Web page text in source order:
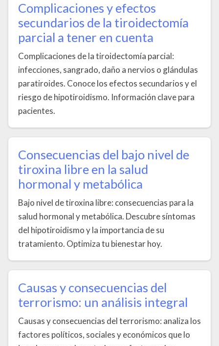
Complicaciones y efectos
secundarios de la tiroidectomía
parcial a tener en cuenta
Complicaciones de la tiroidectomía parcial:
infecciones, sangrado, daño a nervios o glándulas
paratiroides. Conoce los efectos secundarios y el
riesgo de hipotiroidismo. Información clave para
pacientes.
Consecuencias del bajo nivel de
tiroxina libre en la salud
hormonal y metabólica
Bajo nivel de tiroxina libre: consecuencias para la
salud hormonal y metabólica. Descubre síntomas
del hipotiroidismo y la importancia de su
tratamiento. Optimiza tu bienestar hoy.
Causas y consecuencias del
terrorismo: un análisis integral
Causas y consecuencias del terrorismo: analiza los
factores políticos, sociales y económicos que lo